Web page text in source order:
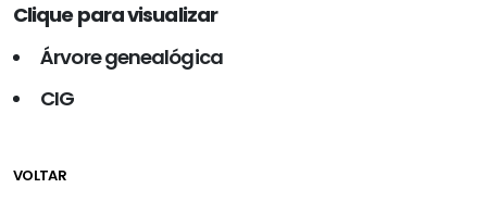
Clique para visualizar
Árvore genealógica
CIG
VOLTAR